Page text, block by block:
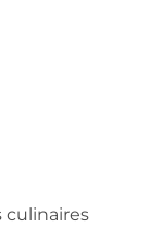
culinaires